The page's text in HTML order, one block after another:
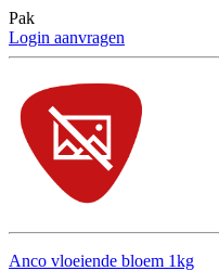
Pak
Login aanvragen
Anco vloeiende bloem 1kg